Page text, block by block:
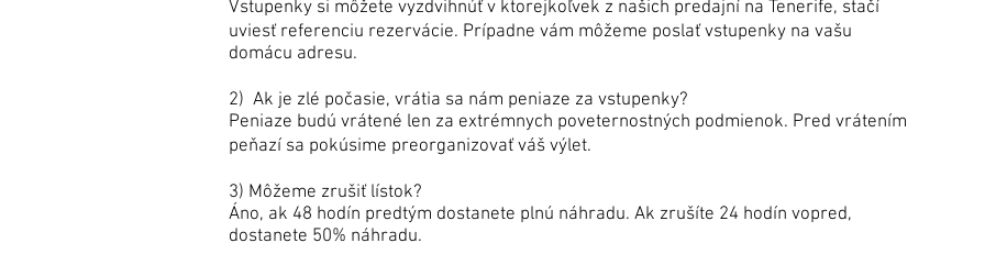
Vstupenky si môžete vyzdvihnúť v ktorejkoľvek z našich predajní na Tenerife, stačí
uviesť referenciu rezervácie. Prípadne vám môžeme poslať vstupenky na vašu
domácu adresu.
2) Ak je zlé počasie, vrátia sa nám peniaze za vstupenky?
Peniaze budú vrátené len za extrémnych poveternostných podmienok. Pred vrátením
peňazí sa pokúsime preorganizovať váš výlet.
3) Môžeme zrušiť lístok?
Áno, ak 48 hodín predtým dostanete plnú náhradu. Ak zrušíte 24 hodín vopred,
dostanete 50% náhradu.